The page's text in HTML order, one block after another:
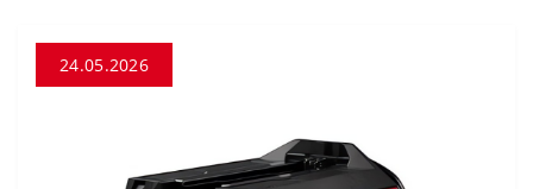
24.05.2026